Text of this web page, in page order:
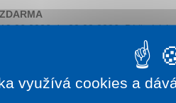
do 30.08.2026. Dítě
večeře pro děti za příplatek. Nabídku
platí maximálně pro 2 děti do 12 let
kombinovat s dalšími slevami.
využívá cookies a